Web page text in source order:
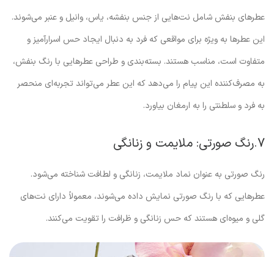
عطرهای بنفش شامل نت‌هایی از جنس بنفشه، یاس، وانیل و عنبر می‌شوند.
این عطرها به ویژه برای مواقعی که فرد به دنبال ایجاد حس اسرارآمیز و
متفاوت است، مناسب هستند. بسته‌بندی و طراحی عطرهایی با رنگ بنفش،
به مصرف‌کننده این پیام را می‌دهد که این عطر می‌تواند تجربه‌ای منحصر
به فرد و سلطنتی را به ارمغان بیاورد.
7.رنگ صورتی: ملایمت و زنانگی
رنگ صورتی به عنوان نماد ملایمت، زنانگی و لطافت شناخته می‌شود.
عطرهایی که با رنگ صورتی نمایش داده می‌شوند، معمولاً دارای نت‌های
گلی و میوه‌ای هستند که حس زنانگی و ظرافت را تقویت می‌کنند.